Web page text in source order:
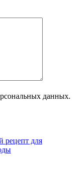
данных.
рецепт для